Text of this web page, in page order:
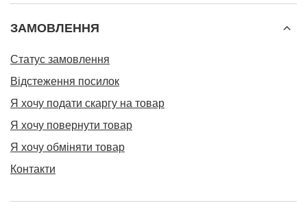
ЗАМОВЛЕННЯ
Статус замовлення
Відстеження посилок
Я хочу подати скаргу на товар
Я хочу повернути товар
Я хочу обміняти товар
Контакти